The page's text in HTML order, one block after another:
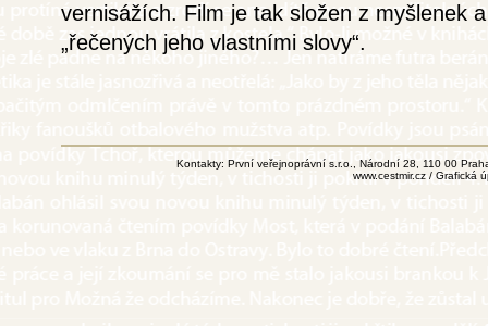
vernisážích. Film je tak složen z myšlenek
„řečených jeho vlastními slovy“.
Kontakty: První veřejnoprávní s.r.o., Národní 28, 110 00
www.cestmir.cz / Grafická